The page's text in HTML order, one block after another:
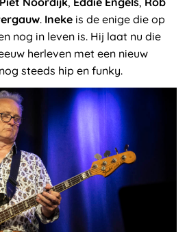
. Ineke is de enige die op
nog in leven is. Hij laat nu die
herleven met een nieuw
steeds hip en funky.